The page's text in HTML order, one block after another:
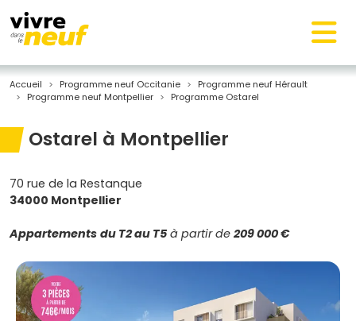
Accueil Programme neuf Occitanie
Programme neuf Hérault
Programme neuf Montpellier
Programme Ostarel
Ostarel à Montpellier
70 rue de la Restanque
34000 Montpellier
Appartements du T2 au T5 à partir de 209 000 €